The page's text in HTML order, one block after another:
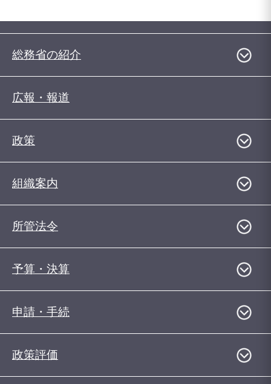
総務省の紹介
広報・報道
政策
組織案内
所管法令
予算・決算
申請・手続
政策評価